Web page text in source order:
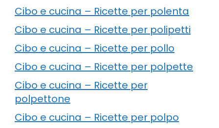
Cibo e cucina – Ricette per polenta
Cibo e cucina – Ricette per polipetti
Cibo e cucina – Ricette per pollo
Cibo e cucina – Ricette per polpette
Cibo e cucina – Ricette per
polpettone
Cibo e cucina – Ricette per polpo